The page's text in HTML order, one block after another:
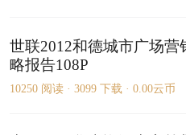
世联2012和德城市广场营
略报告108P
10250 阅读 · 3099 下载 · 0.00云币